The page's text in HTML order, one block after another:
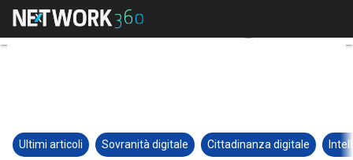
Ultimi articoli Sovranità digitale Cittadinanza digitale